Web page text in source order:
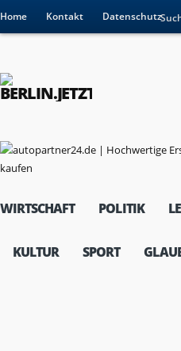
Home Kontakt Datenschutz
WIRTSCHAFT POLITIK
KULTUR SPORT